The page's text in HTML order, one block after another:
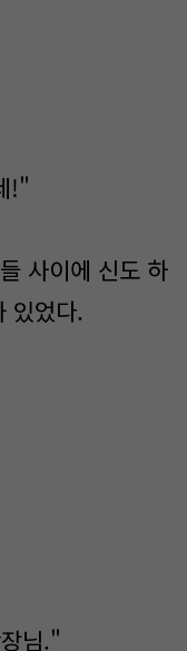
!"
사이에 신도 하
있었다.
님."